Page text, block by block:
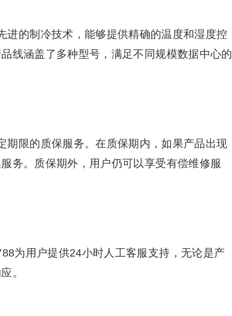
的制冷技术，能够提供精确的温度和湿度控
线涵盖了多种型号，满足不同规模数据中心的
限的质保服务。在质保期内，如果产品出现
务。质保期外，用户仍可以享受有偿维修服
为用户提供24小时人工客服支持，无论是产
。